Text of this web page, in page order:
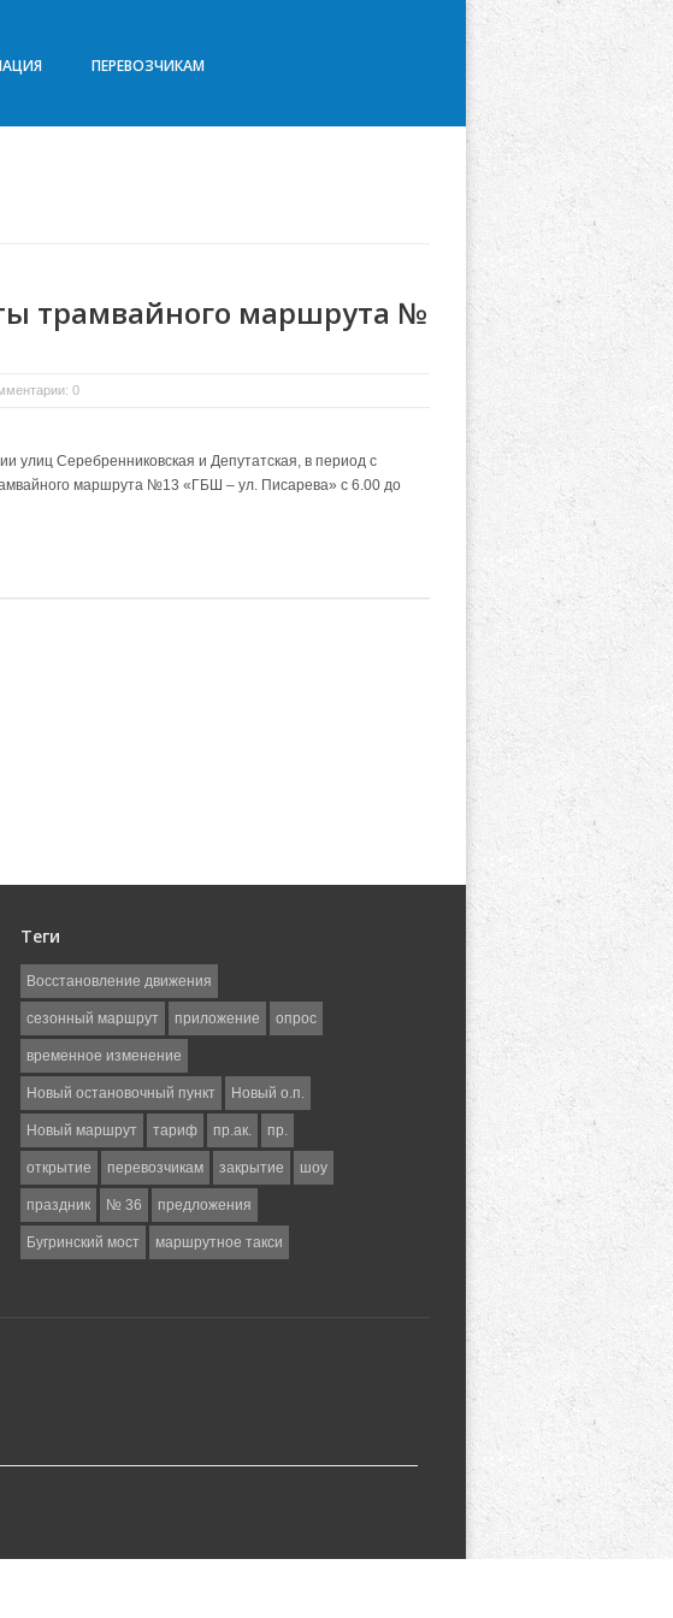
ПЕРЕВОЗЧИКАМ
трамвайного маршрута №
0
улиц Серебренниковская и Депутатская, в период с
маршрута №13 «ГБШ – ул. Писарева» с 6.00 до
Теги
Восстановление движения
сезонный маршрут приложение опрос
временное изменение
Новый остановочный пункт Новый о.п.
Новый маршрут тариф пр.ак. пр.
открытие перевозчикам закрытие шоу
праздник № 36 предложения
Бугринский мост маршрутное такси